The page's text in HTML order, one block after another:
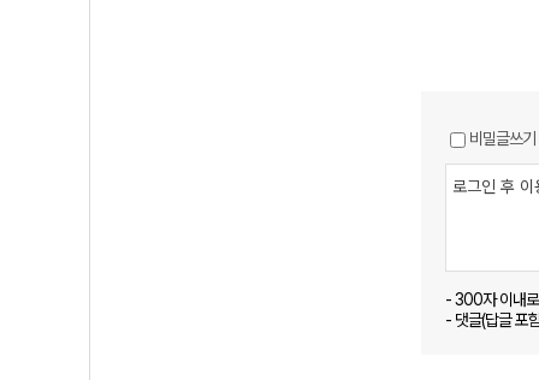
비밀글쓰기
- 300자 이내
- 댓글(답글 포